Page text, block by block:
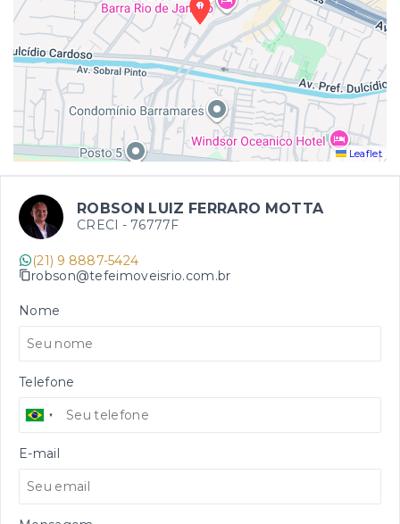
Leaflet
ROBSON LUIZ FERRARO MOTTA
CRECI - 76777F
(21) 9 8887-5424
robson@tefeimoveisrio.com.br
Nome
Telefone
E-mail